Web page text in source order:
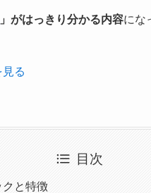
」がはっきり分かる内容にな
る
目次
クと特徴